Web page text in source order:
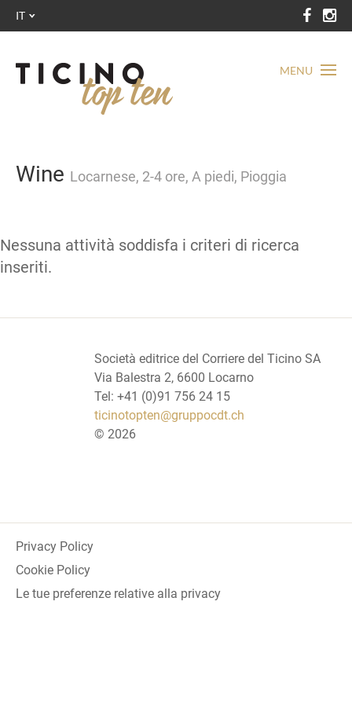
MENU
IT
Wine Locarnese, 2-4 ore, A piedi, Pioggia
Nessuna attività soddisfa i criteri di ricerca
inseriti.
Società editrice del Corriere del Ticino SA
Via Balestra 2, 6600 Locarno
Tel: +41 (0)91 756 24 15
ticinotopten@gruppocdt.ch
© 2026
Privacy Policy
Cookie Policy
Le tue preferenze relative alla privacy